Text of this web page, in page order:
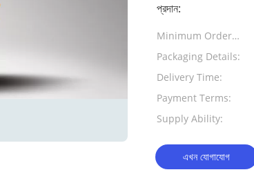
প্রদান:
Minimum Order
Quantity:
Packaging Details:
Delivery Time:
Payment Terms:
Supply Ability:
এখন যোগাযোগ